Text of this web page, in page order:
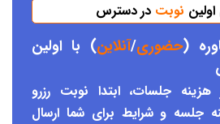
نوبت در دسترس
(حضوری/آنلاین) با اولین
جلسات، ابتدا نوبت رزرو
جلسه و شرایط برای شما ارسال